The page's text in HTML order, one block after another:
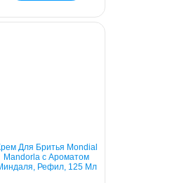
Для Бритья Mondial
Mandorla с Ароматом
Рефил, 125 Мл